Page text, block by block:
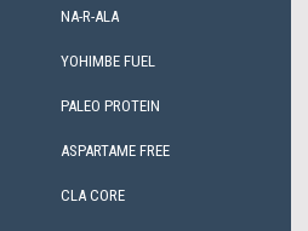
NA-R-ALA
YOHIMBE FUEL
PALEO PROTEIN
ASPARTAME FREE
CLA CORE